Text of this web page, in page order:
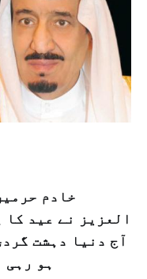
خادم
العزیز نے عید
آج دنیا دہشت
ہو رہی